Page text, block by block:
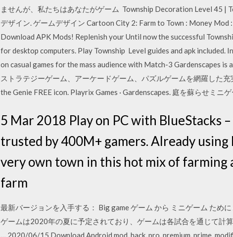
ませんが、私たちはあなたがゲーム Township Decoration Level 45 |
デザイン. ゲームデザイン Cartoon City 2: Farm to Town : Money Mod
Download APK Mods! Replenish your Until now the successful
for desktop computers. Play Township Level guides and apk
on casual games for the mass audience with Match-3 Gardenscapes is
ストラテジーゲーム、アーケードゲーム、パズルゲームを網羅した
the Genie FREE icon. Playrix Games · Gardenscapes. 庭を蘇らせミニ
5 Mar 2018 Play on PC with BlueStacks
trusted by 400M+ gamers. Already
very own town in this hot mix of farming
farm
最新バージョンを入手する： Big game ゲーム から ミニゲーム ため
ゲームは2020年の夏に予定されており、ゲームは各試合を通じて計
… 2020/06/15 Download Android mod, hack, pro, premium, prime,